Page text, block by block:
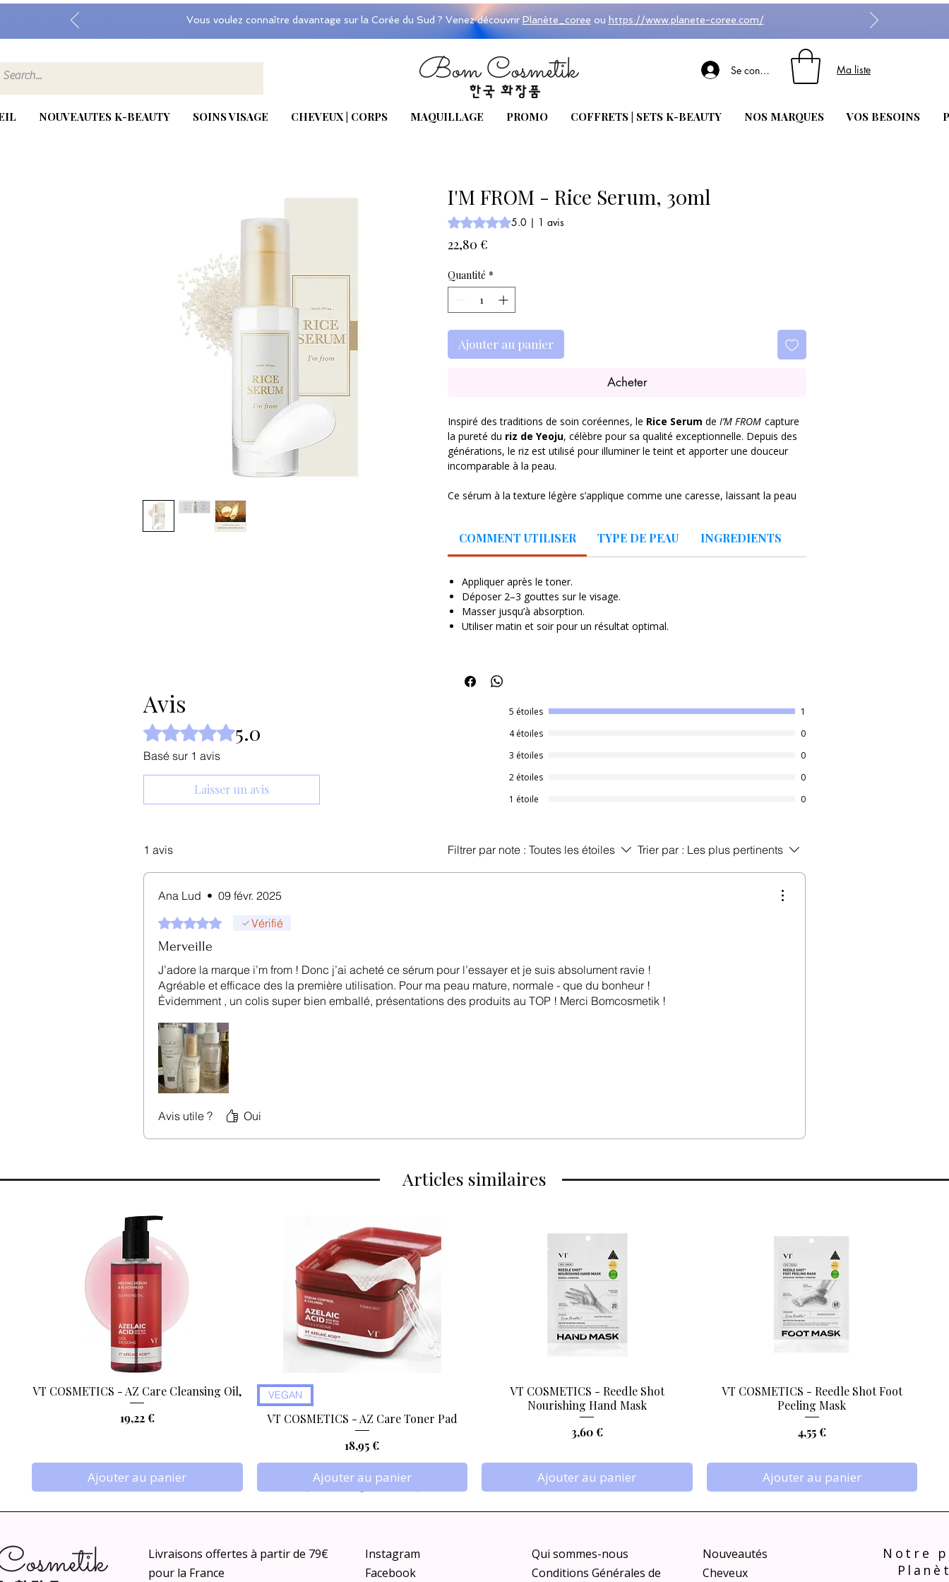
Vous voulez connaître davantage sur la Corée du Sud ? Venez découvrir Planète_coree ou https://www.planete-coree.com/
Se connecter Ma liste
NOUVEAUTES K-BEAUTY SOINS VISAGE CHEVEUX | CORPS MAQUILLAGE PROMO COFFRETS | SETS K-BEAUTY NOS MARQUES VOS BESOINS
I'M FROM - Rice Serum, 30ml
La note est de 5.0 sur cinq étoiles selon 1 avis
5.0 | 1 avis
22,80 €
Quantité *
Ajouter au panier
Acheter
Inspiré des traditions de soin coréennes, le Rice Serum de I’M FROM capture
la pureté du riz de Yeoju, célèbre pour sa qualité exceptionnelle. Depuis des
générations, le riz est utilisé pour illuminer le teint et apporter une douceur
incomparable à la peau.
Ce sérum à la texture légère s’applique comme une caresse, laissant la peau
taches, améliore l’éclat naturel et renforce la barrière cutanée.
Un soin doux mais puissant, parfait si tu recherches un teintradieux, net et
🌟
Bienfaits principaux
Illumine et uniformise le teint
Atténue l’apparence des taches et de l’hyperpigmentation
Améliore l’éclat naturel
Texture légère non collante
Actifs clés & rôles
Extrait de riz (Yeoju Rice)
Acide hyaluronique
Aminosides du riz
COMMENT UTILISER TYPE DE PEAU INGREDIENTS
Appliquer après le toner.
Déposer 2–3 gouttes sur le visage.
Masser jusqu’à absorption.
Utiliser matin et soir pour un résultat optimal.
Avis
Noté 5 sur 5. 5.0
Basé sur 1 avis
Laisser un avis
5 étoiles
1
4 étoiles
0
3 étoiles
0
2 étoiles
0
1 étoile
0
1 avis Filtrer par note : Toutes les étoiles Trier par : Les plus pertinents
Ana Lud • 09 févr. 2025
Noté 5 sur 5. Vérifié
Merveille
J’adore la marque i’m from ! Donc j’ai acheté ce sérum pour l’essayer et je suis absolument ravie !
Agréable et efficace des la première utilisation. Pour ma peau mature, normale - que du bonheur !
Évidemment , un colis super bien emballé, présentations des produits au TOP ! Merci Bomcosmetik !
Avis utile ? Oui
Articles similaires
Aperçu rapide
VT COSMETICS - AZ Care Cleansing Oil,
Prix
19,22 €
Ajouter au panier
VEGAN
VT COSMETICS - AZ Care Toner Pad
Prix
18,95 €
Ajouter au panier
Aperçu rapide
VT COSMETICS - Reedle Shot
Nourishing Hand Mask
Prix
3,60 €
Ajouter au panier
Aperçu rapide
VT COSMETICS - Reedle Shot Foot
Peeling Mask
Prix
4,55 €
Ajouter au panier
Livraisons offertes à partir de 79€
pour la France
Instagram
Facebook
Qui sommes-nous
Conditions Générales de
Nouveautés
Cheveux
Notre